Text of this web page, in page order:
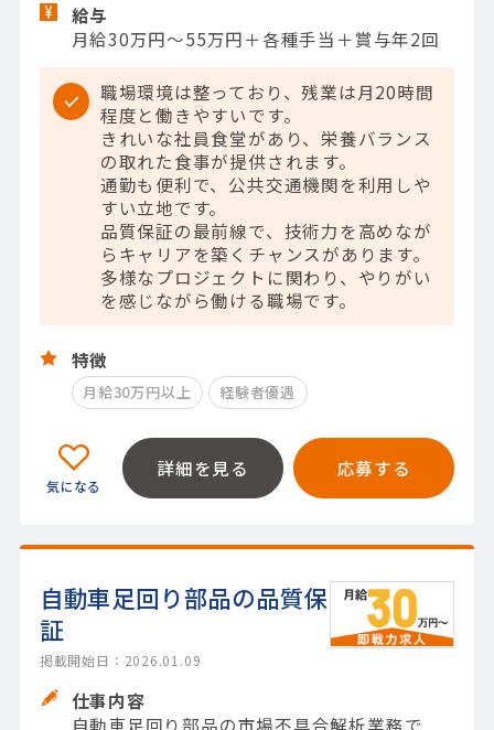
給与
月給30万円～55万円＋各種手当＋賞与年2回
職場環境は整っており、残業は月20時間
程度と働きやすいです。
きれいな社員食堂があり、栄養バランス
の取れた食事が提供されます。
通勤も便利で、公共交通機関を利用しや
すい立地です。
品質保証の最前線で、技術力を高めなが
らキャリアを築くチャンスがあります。
多様なプロジェクトに関わり、やりがい
を感じながら働ける職場です。
特徴
月給30万円以上 経験者優遇
詳細を見る 応募する
自動車足回り部品の品質保
証
掲載開始日：2026.01.09
仕事内容
自動車足回り部品の市場不具合解析業務で